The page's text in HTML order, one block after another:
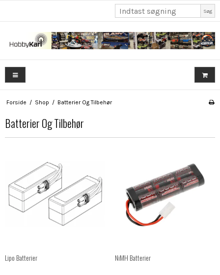
Søg
Forside / Shop / Batterier Og Tilbehør
Batterier Og Tilbehør
Lipo Batterier NiMH Batterier